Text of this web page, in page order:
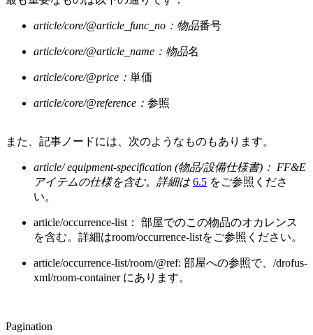
article/core/@article_func_no：物品番号
article/core/@article_name：物品名
article/core/@price： 単価
article/core/@reference： 参照
また、記事ノードには、次のようなものもあります。
article/ equipment-specification (物品/設備仕様書)： FF&E
アイテムの仕様を含む。詳細は 6.5 をご参照くださ
い。
article/occurrence-list： 部屋でのこの物品のオカレンス
を含む。詳細はroom/occurrence-listをご参照ください。
article/occurrence-list/room/@ref: 部屋への参照で、/drofus-
xml/room-container にあります。
Pagination